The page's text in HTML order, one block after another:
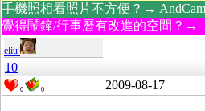
手機照相看照片不方便？→
覺得鬧鐘/行事曆有改進的空間？→
eliu
10
0 0 2009-08-17